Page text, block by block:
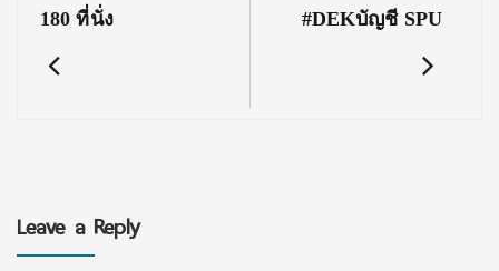
180 ที่นั่ง
#DEKบัญชี SPU
Leave a Reply